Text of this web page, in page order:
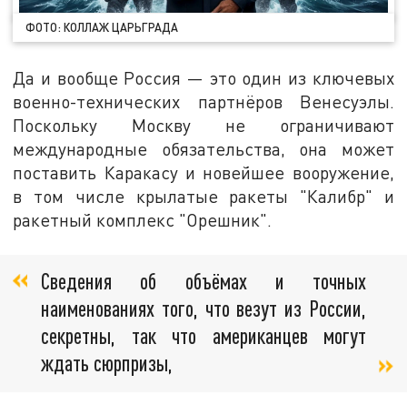
ФОТО: КОЛЛАЖ ЦАРЬГРАДА
Да и вообще Россия — это один из ключевых
военно-технических партнёров Венесуэлы.
Поскольку Москву не ограничивают
международные обязательства, она может
поставить Каракасу и новейшее вооружение,
в том числе крылатые ракеты "Калибр" и
ракетный комплекс "Орешник".
Сведения об объёмах и точных
наименованиях того, что везут из России,
секретны, так что американцев могут
ждать сюрпризы,